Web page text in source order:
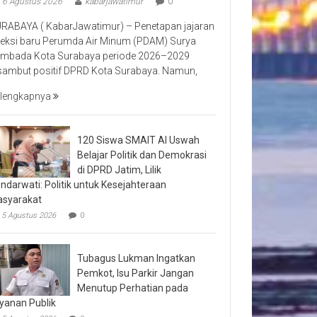
( KabarJawatimur) – Penetapan jajaran
baru Perumda Air Minum (PDAM) Surya
Kota Surabaya periode 2026–2029
positif DPRD Kota Surabaya. Namun,
120 Siswa SMAIT Al Uswah
Belajar Politik dan Demokrasi
di DPRD Jatim, Lilik
Politik untuk Kesejahteraan
5 Agustus 2026 0
Tubagus Lukman Ingatkan
Pemkot, Isu Parkir Jangan
Menutup Perhatian pada
Publik